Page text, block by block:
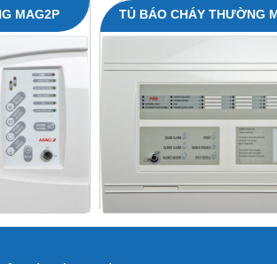
MAG2P TỦ BÁO CHÁY THƯỜNG